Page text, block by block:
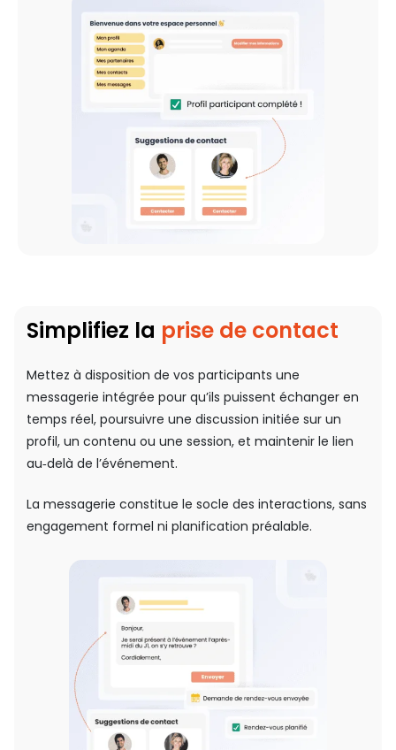
Simplifiez la prise de contact
Mettez à disposition de vos participants une
messagerie intégrée pour qu’ils puissent échanger en
temps réel, poursuivre une discussion initiée sur un
profil, un contenu ou une session, et maintenir le lien
au‑delà de l’événement.
La messagerie constitue le socle des interactions, sans
engagement formel ni planification préalable.